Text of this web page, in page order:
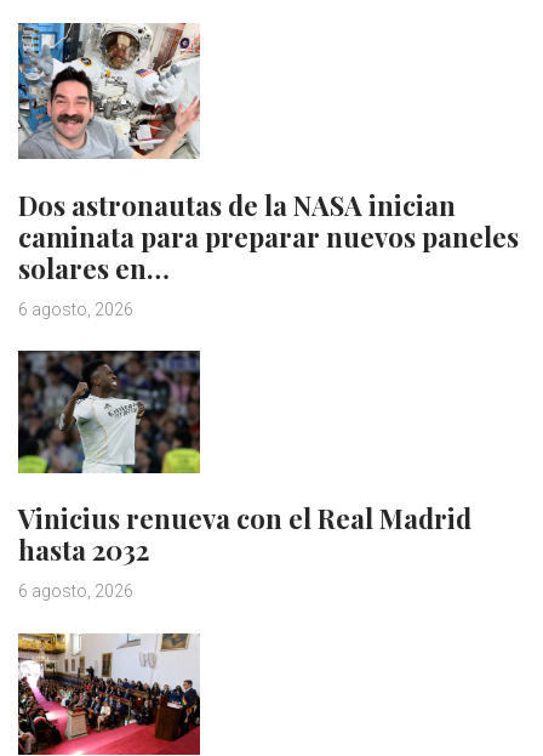
Dos astronautas de la NASA inician
caminata para preparar nuevos paneles
solares en…
6 agosto, 2026
Vinicius renueva con el Real Madrid
hasta 2032
6 agosto, 2026